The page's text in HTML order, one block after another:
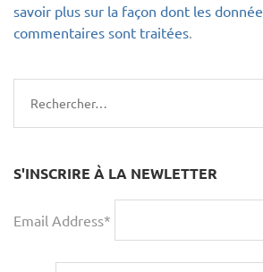
savoir plus sur la façon dont les
commentaires sont traitées
Rechercher :
S'INSCRIRE À LA NEWLETTER
Email Address*